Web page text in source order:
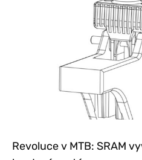
Revoluce v MTB: SRAM